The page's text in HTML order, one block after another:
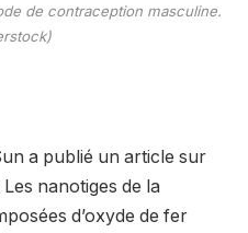
de contraception masculine.
a publié un article sur
nanotiges de la
d’oxyde de fer